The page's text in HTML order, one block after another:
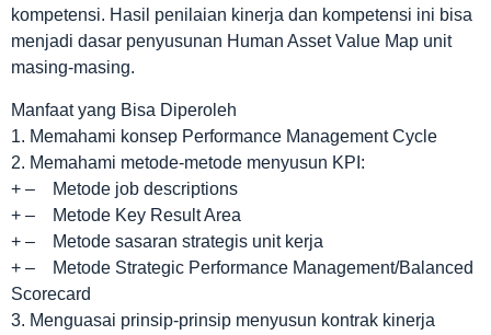
kompetensi. Hasil penilaian kinerja dan kompetensi ini bisa
menjadi dasar penyusunan Human Asset Value Map unit
masing-masing.
Manfaat yang Bisa Diperoleh
1. Memahami konsep Performance Management Cycle
2. Memahami metode-metode menyusun KPI:
+ – Metode job descriptions
+ – Metode Key Result Area
+ – Metode sasaran strategis unit kerja
+ – Metode Strategic Performance Management/Balanced
Scorecard
3. Menguasai prinsip-prinsip menyusun kontrak kinerja